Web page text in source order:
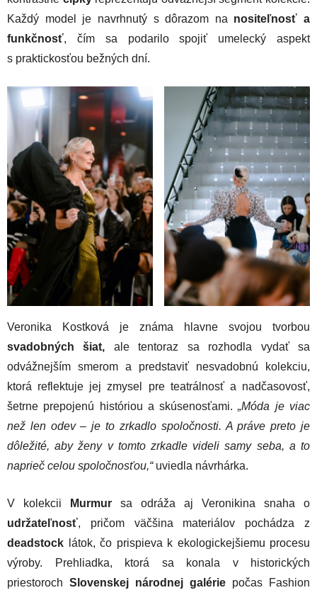
Každý model je navrhnutý s dôrazom na nositeľnosť a
funkčnosť, čím sa podarilo spojiť umelecký aspekt
s praktickosťou bežných dní.
Veronika Kostková je známa hlavne svojou tvorbou
svadobných šiat, ale tentoraz sa rozhodla vydať sa
odvážnejším smerom a predstaviť nesvadobnú kolekciu,
ktorá reflektuje jej zmysel pre teatrálnosť a nadčasovosť,
šetrne prepojenú históriou a skúsenosťami.„Móda je viac
než len odev – je to zrkadlo spoločnosti. A práve preto je
dôležité, aby ženy v tomto zrkadle videli samy seba, a to
naprieč celou spoločnosťou,“ uviedla návrhárka.
V kolekcii Murmur sa odráža aj Veronikina snaha o
udržateľnosť, pričom väčšina materiálov pochádza z
deadstock látok, čo prispieva k ekologickejšiemu procesu
výroby. Prehliadka, ktorá sa konala v historických
priestoroch Slovenskej národnej galérie počas Fashion